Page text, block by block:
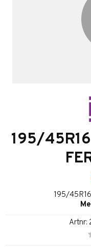
195/
195/
Artnr: